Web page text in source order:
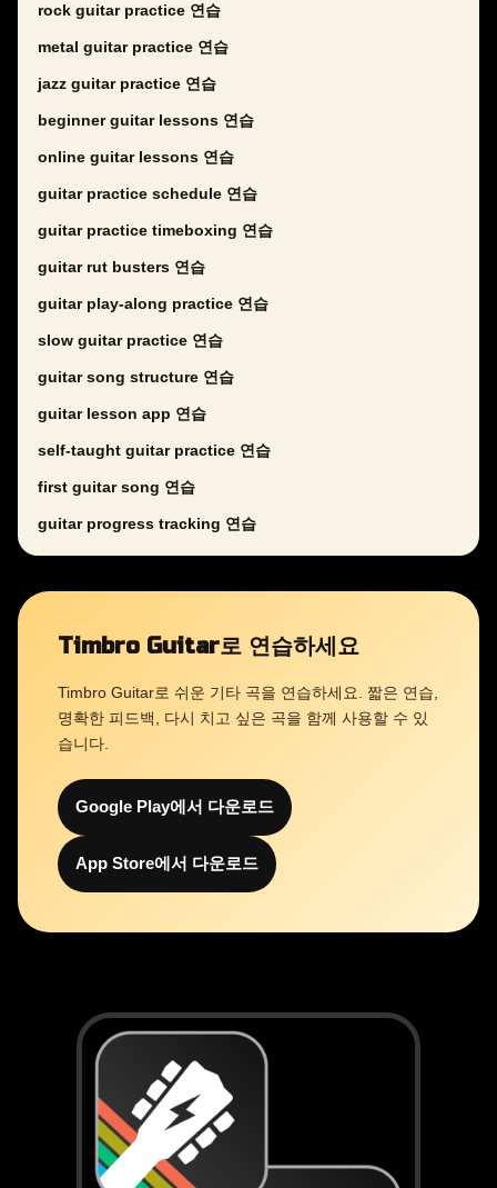
rock guitar practice 연습
metal guitar practice 연습
jazz guitar practice 연습
beginner guitar lessons 연습
online guitar lessons 연습
guitar practice schedule 연습
guitar practice timeboxing 연습
guitar rut busters 연습
guitar play-along practice 연습
slow guitar practice 연습
guitar song structure 연습
guitar lesson app 연습
self-taught guitar practice 연습
first guitar song 연습
guitar progress tracking 연습
Timbro Guitar로 연습하세요
Timbro Guitar로 쉬운 기타 곡을 연습하세요. 짧은 연습,
명확한 피드백, 다시 치고 싶은 곡을 함께 사용할 수 있
습니다.
Google Play에서 다운로드
App Store에서 다운로드